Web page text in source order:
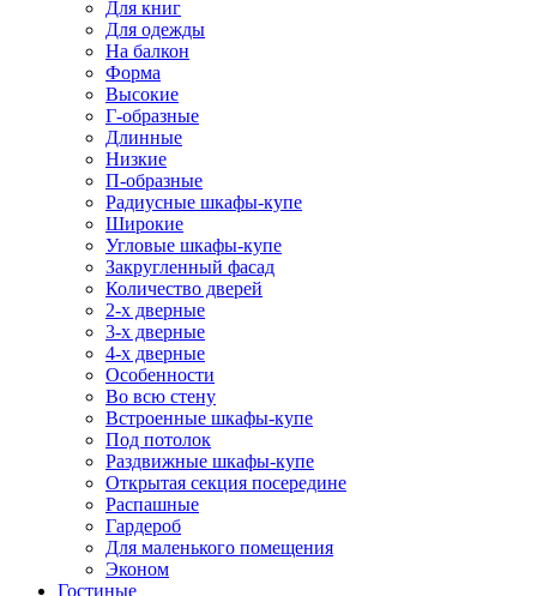
Для книг
Для одежды
На балкон
Форма
Высокие
Г-образные
Длинные
Низкие
П-образные
Радиусные шкафы-купе
Широкие
Угловые шкафы-купе
Закругленный фасад
Количество дверей
2-х дверные
3-х дверные
4-х дверные
Особенности
Во всю стену
Встроенные шкафы-купе
Под потолок
Раздвижные шкафы-купе
Открытая секция посередине
Распашные
Гардероб
Для маленького помещения
Эконом
Гостиные